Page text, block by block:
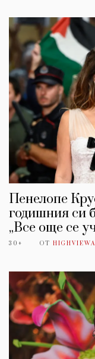
Пенелопе
годишния си
„Все още се
30+ ОТ